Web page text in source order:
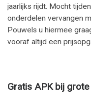
jaarlijks rijdt. Mocht
onderdelen vervangen
Pouwels u hiermee
vooraf altijd een
Gratis APK bij